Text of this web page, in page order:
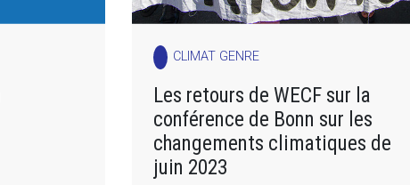
CLIMAT GENRE
Les retours de WECF sur la
conférence de Bonn sur les
changements climatiques de
juin 2023